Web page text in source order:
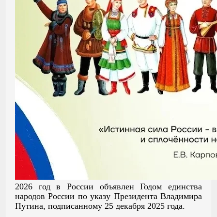
2026 год в России объявлен Годом единства
народов России по указу Президента Владимира
Путина, подписанному 25 декабря 2025 года.